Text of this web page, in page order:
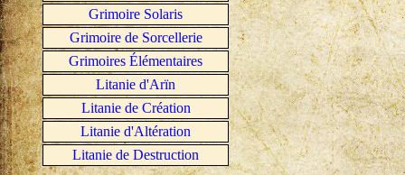
Grimoire Solaris
Grimoire de Sorcellerie
Grimoires Élémentaires
Litanie d'Arïn
Litanie de Création
Litanie d'Altération
Litanie de Destruction